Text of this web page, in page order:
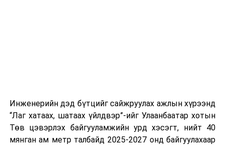
өдөр тутмын ажлын бэлэн байдлыг хангах зэрэг
практик ур чадварыг сургалтын хөтөлбөрт тусгажээ.
Сургалтыг танилцуулах лекц, асуулт-хариулт,
Инженерийн дэд бүтцийг сайжруулах ажлын хүрээнд
“Лаг хатаах, шатаах үйлдвэр”-ийг Улаанбаатар хотын
Төв цэвэрлэх байгууламжийн урд хэсэгт, нийт 40
мянган ам метр талбайд 2025-2027 онд байгуулахаар